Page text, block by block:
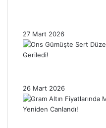
27 Mart 2026
26 Mart 2026